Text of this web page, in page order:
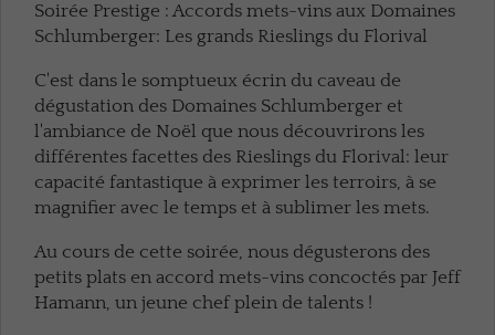
Soirée Prestige : Accords mets-vins aux Domaines
Schlumberger: Les grands Rieslings du Florival
C'est dans le somptueux écrin du caveau de
dégustation des Domaines Schlumberger et
l'ambiance de Noël que nous découvrirons les
différentes facettes des Rieslings du Florival: leur
capacité fantastique à exprimer les terroirs, à se
magnifier avec le temps et à sublimer les mets.
Au cours de cette soirée, nous dégusterons des
petits plats en accord mets-vins concoctés par Jeff
Hamann, un jeune chef plein de talents !